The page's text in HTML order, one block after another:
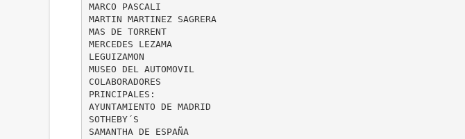
MARCO PASCALI
MARTIN MARTINEZ SAGRERA
MAS DE TORRENT
MERCEDES LEZAMA
LEGUIZAMON
MUSEO DEL AUTOMOVIL
COLABORADORES
PRINCIPALES:
AYUNTAMIENTO DE MADRID
SOTHEBY´S
SAMANTHA DE ESPAÑA